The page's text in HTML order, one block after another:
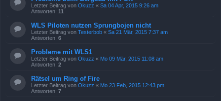
Letzter Beitrag von Okuzz « Sa 04 Apr, 2015 9:26 am
Antworten: 11
WLS Piloten nutzen Sprungbojen nicht
Letzter Beitrag von Testerbob « Sa 21 Mär, 2015 7:37 am
Antworten: 6
Probleme mit WLS1
Letzter Beitrag von Okuzz « Mo 09 Mär, 2015 11:08 am
Antworten: 2
Rätsel um Ring of Fire
Letzter Beitrag von Okuzz « Mo 23 Feb, 2015 12:43 pm
Antworten: 7